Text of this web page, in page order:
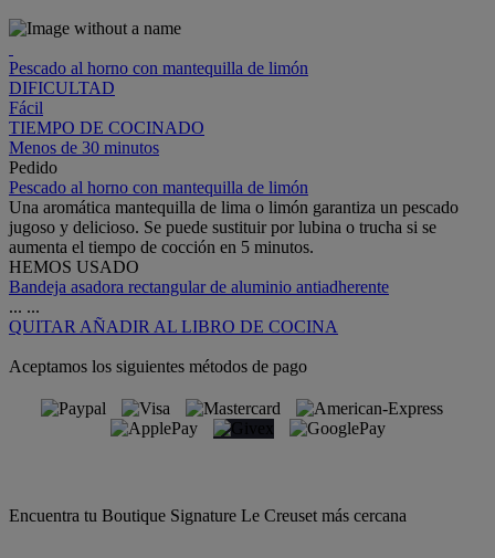
Pescado al horno con mantequilla de limón
DIFICULTAD
Fácil
TIEMPO DE COCINADO
Menos de 30 minutos
Pedido
Pescado al horno con mantequilla de limón
Una aromática mantequilla de lima o limón garantiza un pescado
jugoso y delicioso. Se puede sustituir por lubina o trucha si se
aumenta el tiempo de cocción en 5 minutos.
HEMOS USADO
Bandeja asadora rectangular de aluminio antiadherente
... ...
QUITAR AÑADIR AL LIBRO DE COCINA
Aceptamos los siguientes métodos de pago
Encuentra tu Boutique Signature Le Creuset más cercana